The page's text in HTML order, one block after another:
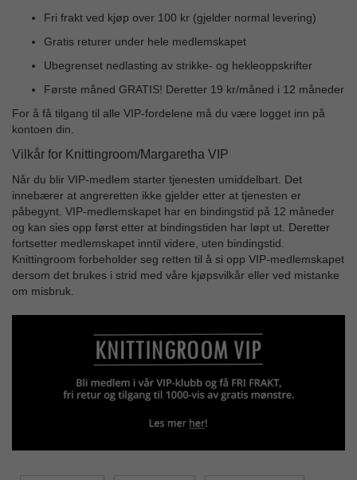
Fri frakt ved kjøp over 100 kr (gjelder normal levering)
Gratis returer under hele medlemskapet
Ubegrenset nedlasting av strikke- og hekleoppskrifter
Første måned GRATIS! Deretter 19 kr/måned i 12 måneder
For å få tilgang til alle VIP-fordelene må du være logget inn på
kontoen din.
Vilkår for Knittingroom/Margaretha VIP
Når du blir VIP-medlem starter tjenesten umiddelbart. Det
innebærer at angreretten ikke gjelder etter at tjenesten er
påbegynt. VIP-medlemskapet har en bindingstid på 12 måneder
og kan sies opp først etter at bindingstiden har løpt ut. Deretter
fortsetter medlemskapet inntil videre, uten bindingstid.
Knittingroom forbeholder seg retten til å si opp VIP-medlemskapet
dersom det brukes i strid med våre kjøpsvilkår eller ved mistanke
om misbruk.